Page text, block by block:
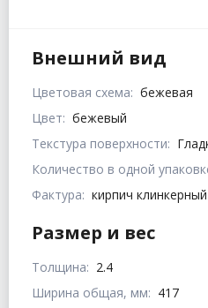
Внешний вид
Цветовая схема: бежевая
Цвет: бежевый
Текстура поверхности:
Количество в одной
Фактура: кирпич клинкерный
Размер и вес
Толщина: 2.4
Ширина общая, мм: 417